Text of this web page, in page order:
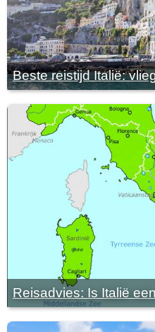
Beste reistijd Italië:
Reisadvies: Is Italië